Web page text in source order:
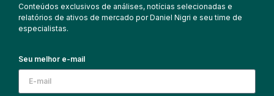
Conteúdos exclusivos de análises, notícias selecionadas e
relatórios de ativos de mercado por Daniel Nigri e seu time de
especialistas.
Seu melhor e-mail